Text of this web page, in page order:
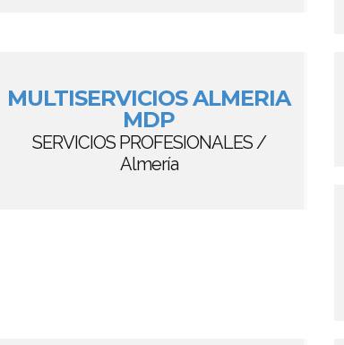
MULTISERVICIOS ALMERIA
MDP
SERVICIOS PROFESIONALES /
Almería